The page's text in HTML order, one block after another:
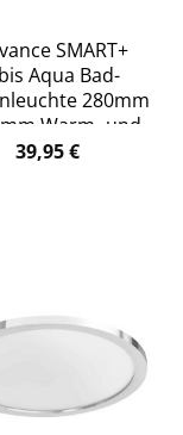
SMART+
Aqua Bad-
280mm
Warm- und
– weiß
39,95€